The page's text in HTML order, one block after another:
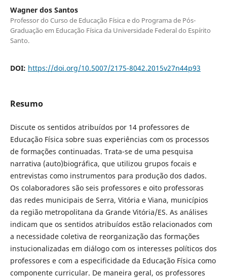
Wagner dos Santos
Professor do Curso de Educação Física e do Programa de Pós-
Graduação em Educação Física da Universidade Federal do Espírito
Santo.
DOI: https://doi.org/10.5007/2175-8042.2015v27n44p93
Resumo
Discute os sentidos atribuídos por 14 professores de
Educação Física sobre suas experiências com os processos
de formações continuadas. Trata-se de uma pesquisa
narrativa (auto)biográfica, que utilizou grupos focais e
entrevistas como instrumentos para produção dos dados.
Os colaboradores são seis professores e oito professoras
das redes municipais de Serra, Vitória e Viana, municípios
da região metropolitana da Grande Vitória/ES. As análises
indicam que os sentidos atribuídos estão relacionados com
a necessidade coletiva de reorganização das formações
instucionalizadas em diálogo com os interesses políticos dos
professores e com a especificidade da Educação Física como
componente curricular. De maneira geral, os professores